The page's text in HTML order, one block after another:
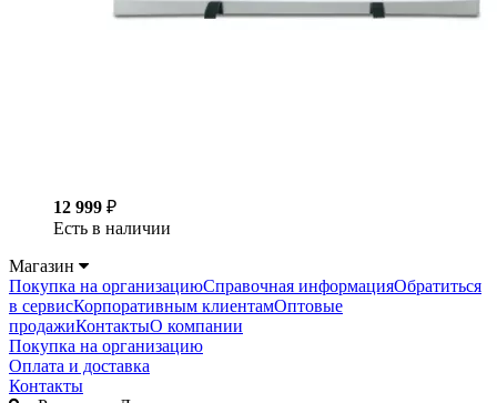
12 999 ₽
Есть в наличии
Магазин
Покупка на организациюСправочная информацияОбратиться
в сервисКорпоративным клиентамОптовые
продажиКонтактыО компании
Покупка на организацию
Оплата и доставка
Контакты